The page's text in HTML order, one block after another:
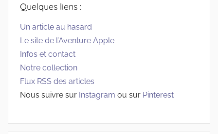
Quelques liens :
Un article au hasard
Le site de l’Aventure Apple
Infos et contact
Notre collection
Flux RSS des articles
Nous suivre sur Instagram ou sur Pinterest